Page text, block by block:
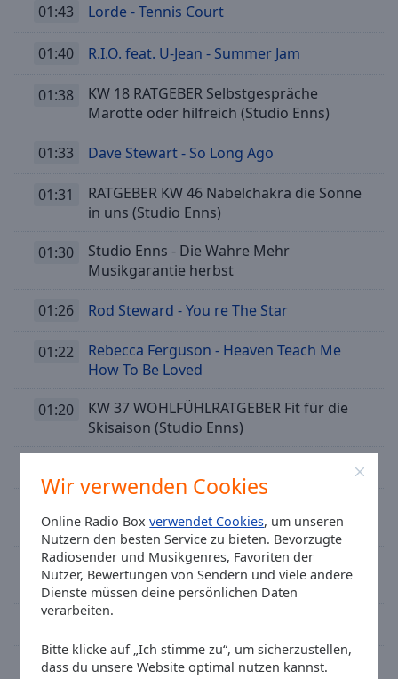
Wir verwenden Cookies
Online Radio Boxverwendet Cookies, um unseren
Nutzern den besten Service zu bieten. Bevorzugte
Radiosender und Musikgenres, Favoriten der
Nutzer, Bewertungen von Sendern und viele andere
Dienste müssen deine persönlichen Daten
verarbeiten.
Bitte klicke auf „Ich stimme zu“, um sicherzustellen,
dass du unsere Website optimal nutzen kannst.
01:43 Lorde - Tennis Court
01:40 R.I.O. feat. U-Jean - Summer Jam
01:38
KW 18 RATGEBER Selbstgespräche
Marotte oder hilfreich (Studio Enns)
01:33 Dave Stewart - So Long Ago
01:31
RATGEBER KW 46 Nabelchakra die Sonne
in uns (Studio Enns)
01:30
Studio Enns - Die Wahre Mehr
Musikgarantie herbst
01:26 Rod Steward - You re The Star
01:22
Rebecca Ferguson - Heaven Teach Me
How To Be Loved
01:20
KW 37 WOHLFÜHLRATGEBER Fit für die
Skisaison (Studio Enns)
Musikgarantie herbst
01:13
KW 42 WOHLFÜHLRATGEBER Wellness für
zu Hause (Studio Enns)
01:05 Theophilus London - Wine And Chocolates